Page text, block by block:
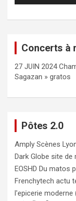
Concerts à
27 JUIN 2024
Sagazan » gratos
Pôtes 2.0
Amply Scènes
Dark Globe site de
EOSHD Du matos
Frenchytech actu
l'epicerie moderne